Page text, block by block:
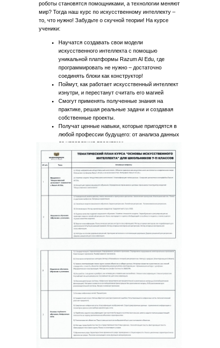
роботы становятся помощниками, а технологии меняют
мир? Тогда наш курс по искусственному интеллекту –
то, что нужно! Забудьте о скучной теории! На курсе
ученики:
Научатся создавать свои модели
искусственного интеллекта с помощью
уникальной платформы Razum AI Edu, где
программировать не нужно – достаточно
соединять блоки как конструктор!
Поймут, как работает искусственный интеллект
изнутри, и перестанут считать его магией
Смогут применять полученные знания на
практике, решая реальные задачи и создавая
собственные проекты.
Получат ценные навыки, которые пригодятся в
любой профессии будущего: от анализа данных
до управления проектами.